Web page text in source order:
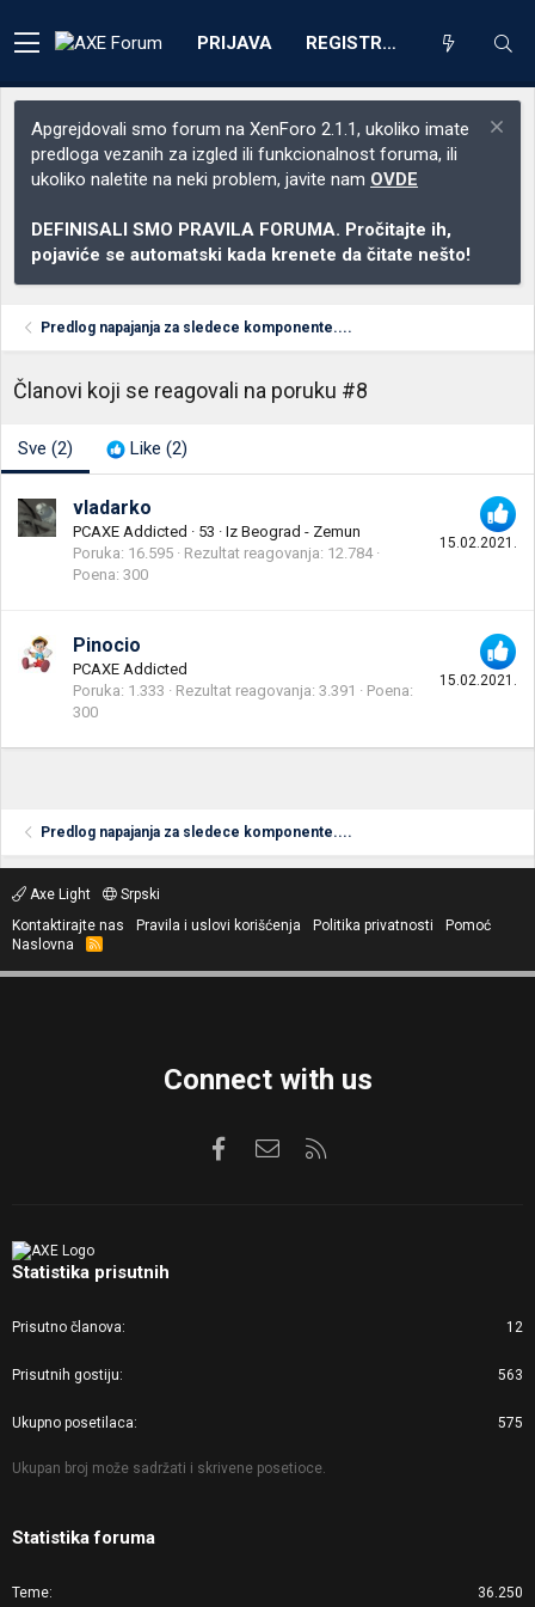
PRIJAVA REGISTRACIJA
Apgrejdovali smo forum na XenForo 2.1.1, ukoliko imate
predloga vezanih za izgled ili funkcionalnost foruma, ili
ukoliko naletite na neki problem, javite nam OVDE
DEFINISALI SMO PRAVILA FORUMA. Pročitajte ih,
pojaviće se automatski kada krenete da čitate nešto!
Predlog napajanja za sledece komponente....
Članovi koji se reagovali na poruku #8
Sve (2) Like (2)
15.02.2021.
vladarko
PCAXE Addicted · 53 · Iz Beograd - Zemun
Poruka 16.595 Rezultat reagovanja 12.784
Poena 300
15.02.2021.
Pinocio
PCAXE Addicted
Poruka 1.333 Rezultat reagovanja 3.391
Poena
300
Predlog napajanja za sledece komponente....
Axe Light
Srpski
Kontaktirajte nas
Pravila i uslovi korišćenja Politika privatnosti
Pomoć
Naslovna
R
S
Connect with us
FacebookKontaktirajte nas
Statistika prisutnih
Prisutno članova 12
Prisutnih gostiju 563
Ukupno posetilaca 575
Ukupan broj može sadržati i skrivene posetioce.
Statistika foruma
Teme 36.250